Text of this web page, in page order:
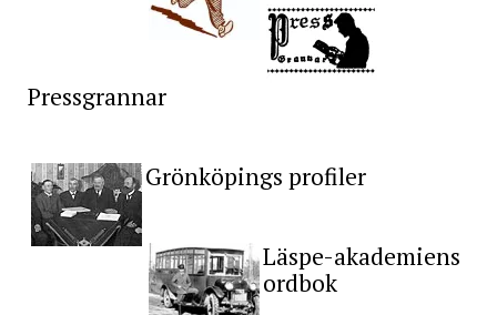
Pressgrannar
Grönköpings profiler
Läspe-akademiens
ordbok